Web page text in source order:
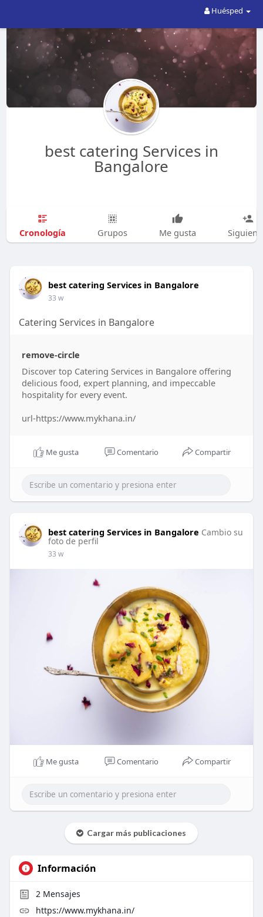
Huésped
best catering Services in
Bangalore
Cronología Grupos Me gusta
best catering Services in Bangalore
33 w
Catering Services in Bangalore
remove-circle
Discover top Catering Services in Bangalore offering
delicious food, expert planning, and impeccable
hospitality for every event.
url-https://www.mykhana.in/
Me gusta Comentario Compartir
best catering Services in Bangalore Cambio su
foto de perfil
33 w
Me gusta Comentario Compartir
Cargar más publicaciones
Información
2Mensajes
https://www.mykhana.in/